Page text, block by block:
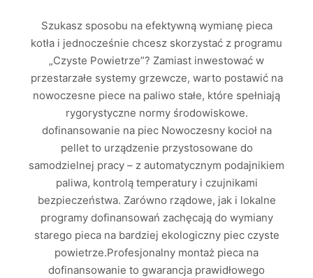
Szukasz sposobu na efektywną wymianę pieca
kotła i jednocześnie chcesz skorzystać z programu
„Czyste Powietrze”? Zamiast inwestować w
przestarzałe systemy grzewcze, warto postawić na
nowoczesne piece na paliwo stałe, które spełniają
rygorystyczne normy środowiskowe.
dofinansowanie na piec Nowoczesny kocioł na
pellet to urządzenie przystosowane do
samodzielnej pracy – z automatycznym podajnikiem
paliwa, kontrolą temperatury i czujnikami
bezpieczeństwa. Zarówno rządowe, jak i lokalne
programy dofinansowań zachęcają do wymiany
starego pieca na bardziej ekologiczny piec czyste
powietrze.Profesjonalny montaż pieca na
dofinansowanie to gwarancja prawidłowego